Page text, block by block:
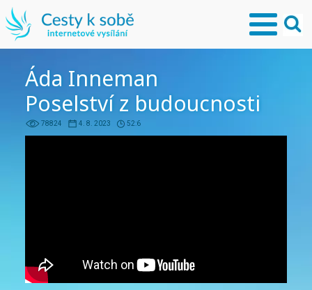
Áda Inneman
Poselství z budoucnosti
78824 4. 8. 2023 52:6